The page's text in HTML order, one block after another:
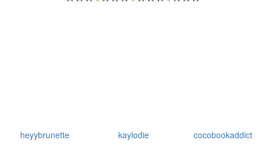
heyybrunette kaylodie cocobookaddict